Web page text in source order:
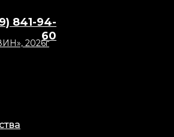
841-94-
60
2026г